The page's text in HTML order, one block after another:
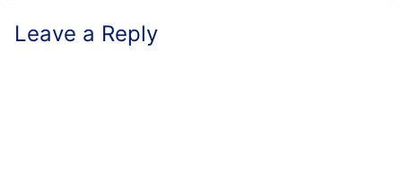
Leave a Reply